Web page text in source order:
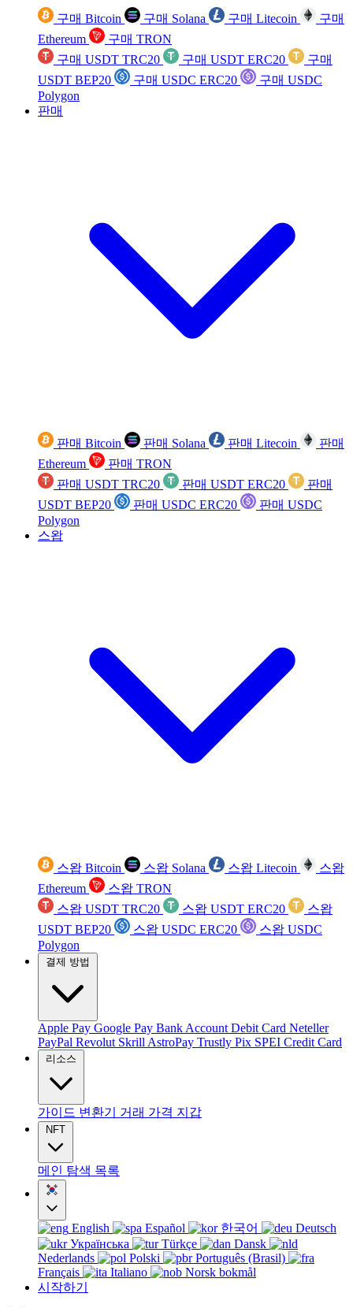
구매 Bitcoin 구매 Solana 구매 Litecoin
구매
Ethereum
구매 TRON
구매 USDT TRC20
구매 USDT ERC20
구매
USDT BEP20
구매 USDC ERC20
구매 USDC
Polygon
판매
판매 Bitcoin 판매 Solana 판매 Litecoin
판매
Ethereum
판매 TRON
판매 USDT TRC20
판매 USDT ERC20
판매
USDT BEP20
판매 USDC ERC20
판매 USDC
Polygon
스왑
스왑 Bitcoin 스왑 Solana 스왑 Litecoin
스왑
Ethereum
스왑 TRON
스왑 USDT TRC20
스왑 USDT ERC20
스왑
USDT BEP20
스왑 USDC ERC20
스왑 USDC
Polygon
결제 방법
Apple Pay Google Pay Bank Account Debit Card Neteller
PayPal Revolut Skrill AstroPay Trustly Pix SPEI Credit Card
리소스
가이드 변환기 거래 가격 지갑
NFT
메인 탐색 목록
English Español 한국어
Deutsch
Українська
Türkçe
Dansk
Nederlands
Polski
Português (Brasil)
Français
Italiano
Norsk bokmål
시작하기